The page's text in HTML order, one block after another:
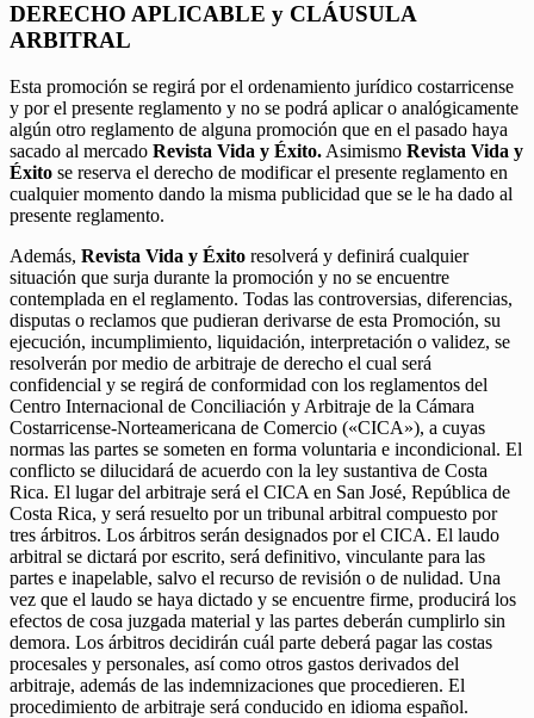
DERECHO APLICABLE y CLÁUSULA
ARBITRAL
Esta promoción se regirá por el ordenamiento jurídico costarricense
y por el presente reglamento y no se podrá aplicar o analógicamente
algún otro reglamento de alguna promoción que en el pasado haya
sacado al mercado Revista Vida y Éxito. Asimismo Revista Vida y
Éxito se reserva el derecho de modificar el presente reglamento en
cualquier momento dando la misma publicidad que se le ha dado al
presente reglamento.
Además, Revista Vida y Éxito resolverá y definirá cualquier
situación que surja durante la promoción y no se encuentre
contemplada en el reglamento. Todas las controversias, diferencias,
disputas o reclamos que pudieran derivarse de esta Promoción, su
ejecución, incumplimiento, liquidación, interpretación o validez, se
resolverán por medio de arbitraje de derecho el cual será
confidencial y se regirá de conformidad con los reglamentos del
Centro Internacional de Conciliación y Arbitraje de la Cámara
Costarricense-Norteamericana de Comercio («CICA»), a cuyas
normas las partes se someten en forma voluntaria e incondicional. El
conflicto se dilucidará de acuerdo con la ley sustantiva de Costa
Rica. El lugar del arbitraje será el CICA en San José, República de
Costa Rica, y será resuelto por un tribunal arbitral compuesto por
tres árbitros. Los árbitros serán designados por el CICA. El laudo
arbitral se dictará por escrito, será definitivo, vinculante para las
partes e inapelable, salvo el recurso de revisión o de nulidad. Una
vez que el laudo se haya dictado y se encuentre firme, producirá los
efectos de cosa juzgada material y las partes deberán cumplirlo sin
demora. Los árbitros decidirán cuál parte deberá pagar las costas
procesales y personales, así como otros gastos derivados del
arbitraje, además de las indemnizaciones que procedieren. El
procedimiento de arbitraje será conducido en idioma español.